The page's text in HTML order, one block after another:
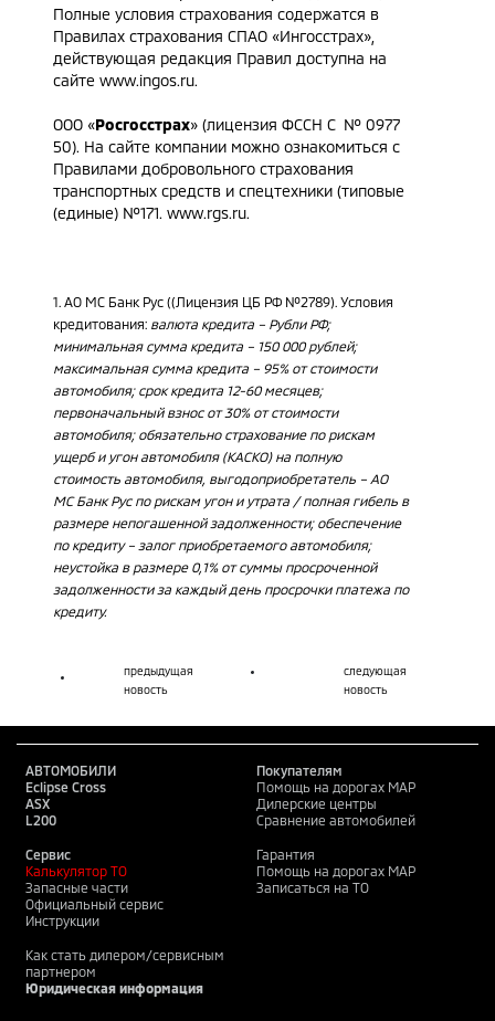
Полные условия страхования содержатся в
Правилах страхования СПАО «Ингосстрах»,
действующая редакция Правил доступна на
сайте www.ingos.ru.
ООО «Росгосстрах» (лицензия ФССН C № 0977
50). На сайте компании можно ознакомиться с
Правилами добровольного страхования
транспортных средств и спецтехники (типовые
(единые) №171. www.rgs.ru.
1. АО МС Банк Рус ((Лицензия ЦБ РФ №2789). Условия
кредитования: валюта кредита – Рубли РФ;
минимальная сумма кредита – 150 000 рублей;
максимальная сумма кредита – 95% от стоимости
автомобиля; срок кредита 12-60 месяцев;
первоначальный взнос от 30% от стоимости
автомобиля; обязательно страхование по рискам
ущерб и угон автомобиля (КАСКО) на полную
стоимость автомобиля, выгодоприобретатель – АО
МС Банк Рус по рискам угон и утрата / полная гибель в
размере непогашенной задолженности; обеспечение
по кредиту – залог приобретаемого автомобиля;
неустойка в размере 0,1% от суммы просроченной
задолженности за каждый день просрочки платежа по
кредиту.
предыдущая
новость
следующая
новость
АВТОМОБИЛИ
Eclipse Cross
ASX
L200
Покупателям
Помощь на дорогах MAP
Дилерские центры
Сравнение автомобилей
Сервис
Калькулятор ТО
Запасные части
Официальный сервис
Инструкции
Гарантия
Помощь на дорогах MAP
Записаться на ТО
Как стать дилером/сервисным
партнером
Юридическая информация